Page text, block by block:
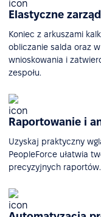
Elastyczne
Koniec z arkuszami
obliczanie salda oraz
wnioskowania i
zespołu.
Raportowanie i
Uzyskaj praktyczny
PeopleForce ułatwia
precyzyjnych raportów.